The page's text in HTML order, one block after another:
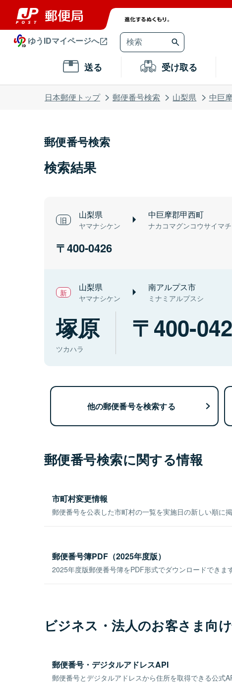
ゆうIDマイページへ
送る 受け取る
日本郵便トップ 郵便番号検索 山梨県 中巨
郵便番号検索
検索結果
山梨県
ヤマナシケン
中巨摩郡甲西町
ナカコマグンコウサイマチ
400-0426
山梨県
ヤマナシケン
南アルプス市
ミナミアルプスシ
塚原
ツカハラ
400-
他の郵便番号を検索する
郵便番号検索に関する情報
市町村変更情報
郵便番号を公表した市町村の一覧を実施日の新しい順に掲
郵便番号簿PDF（2025年度版）
2025年度版郵便番号簿をPDF形式でダウンロードできます
ビジネス・法人のお客さま向
郵便番号・デジタルアドレスAPI
郵便番号とデジタルアドレスから住所を取得できる公式